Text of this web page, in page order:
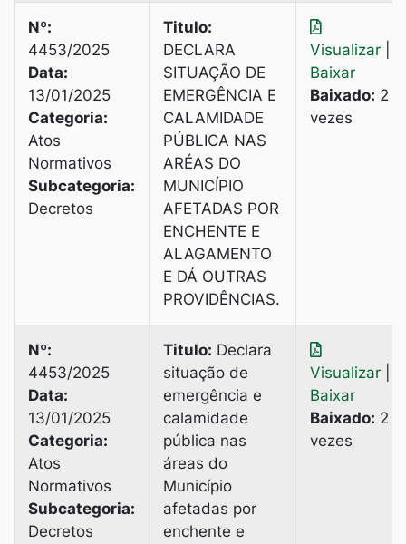
Nº:
4453/2025
Data:
13/01/2025
Categoria:
Atos
Normativos
Subcategoria:
Decretos
Titulo:
DECLARA
SITUAÇÃO DE
EMERGÊNCIA E
CALAMIDADE
PÚBLICA NAS
ARÉAS DO
MUNICÍPIO
AFETADAS POR
ENCHENTE E
ALAGAMENTO
E DÁ OUTRAS
PROVIDÊNCIAS.
Visualizar
Baixar
Baixado: 2
vezes
Nº:
4453/2025
Data:
13/01/2025
Categoria:
Atos
Normativos
Subcategoria:
Decretos
Titulo: Declara
situação de
emergência e
calamidade
pública nas
áreas do
Município
afetadas por
enchente e
Visualizar
Baixar
Baixado: 2
vezes